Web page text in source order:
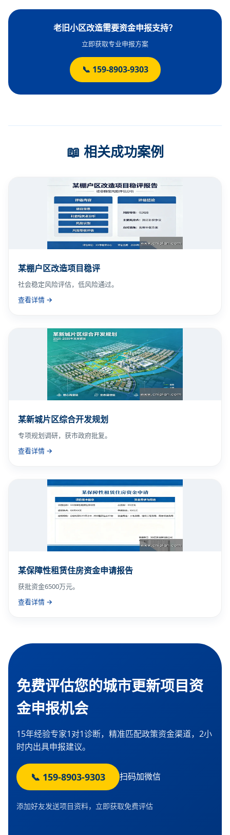
老旧小区改造需要资金申报支持？
立即获取专业申报方案
📞 159-8903-9303
📖 相关成功案例
某棚户区改造项目稳评
社会稳定风险评估，低风险通过。
查看详情 →
某新城片区综合开发规划
专项规划调研，获市政府批复。
查看详情 →
某保障性租赁住房资金申请报告
获批资金6500万元。
查看详情 →
免费评估您的城市更新项目资
金申报机会
15年经验专家1对1诊断，精准匹配政策资金渠道，2小
时内出具申报建议。
📞 159-8903-9303 扫码加微信
添加好友发送项目资料，立即获取免费评估